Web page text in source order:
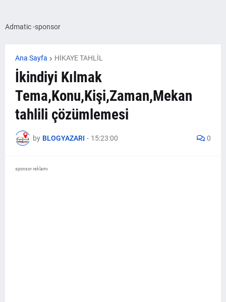
Admatic -sponsor
Ana Sayfa HİKAYE TAHLİL
İkindiyi Kılmak
Tema,Konu,Kişi,Zaman,Mekan
tahlili çözümlemesi
by BLOGYAZARI - 15:23:00 0
sponsor reklamı